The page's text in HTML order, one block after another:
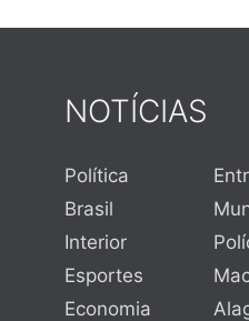
NOTÍCIAS
Política
Brasil
Interior
Esportes
Economia